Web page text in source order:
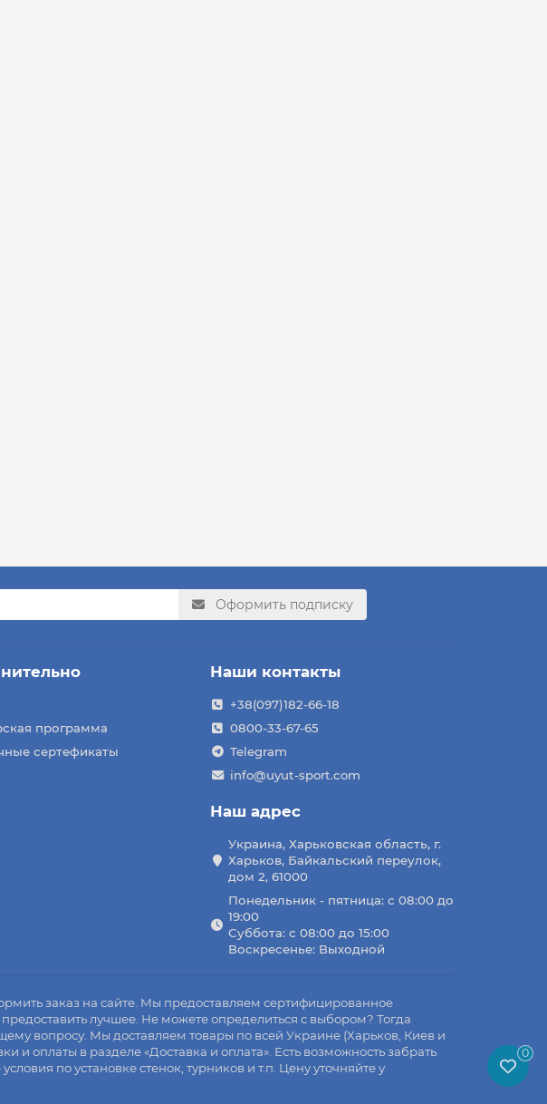
Оформить подписку
программа
сертефикаты
Наши контакты
+38(097)182-66-18
0800-33-67-65
Telegram
info@uyut-sport.com
Наш адрес
Украина, Харьковская область, г.
Харьков, Байкальский переулок,
дом 2, 61000
Понедельник - пятница: с 08:00 до
19:00
Суббота: с 08:00 до 15:00
Воскресенье: Выходной
заказ на сайте. Мы предоставляем сертифицированное
лучшее. Не можете определиться с выбором? Тогда
вопросу. Мы доставляем товары по всей Украине (Харьков, Киев и
и оплаты в разделе «Доставка и оплата». Есть возможность забрать
по установке стенок, турников и т.п. Цену уточняйте у
0